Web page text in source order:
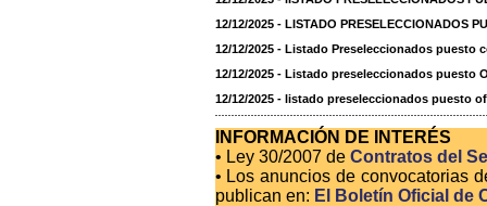
12/12/2025 - LISTADO PRESELECCIONADOS
12/12/2025 - Listado Preseleccionados puesto
12/12/2025 - Listado preseleccionados puesto
12/12/2025 - listado preseleccionados puesto
INFORMACIÓN DE INTERÉS
• Ley 30/2007 deContratos del
• Los anuncios de convocatorias
publican en: El Boletín Oficial de